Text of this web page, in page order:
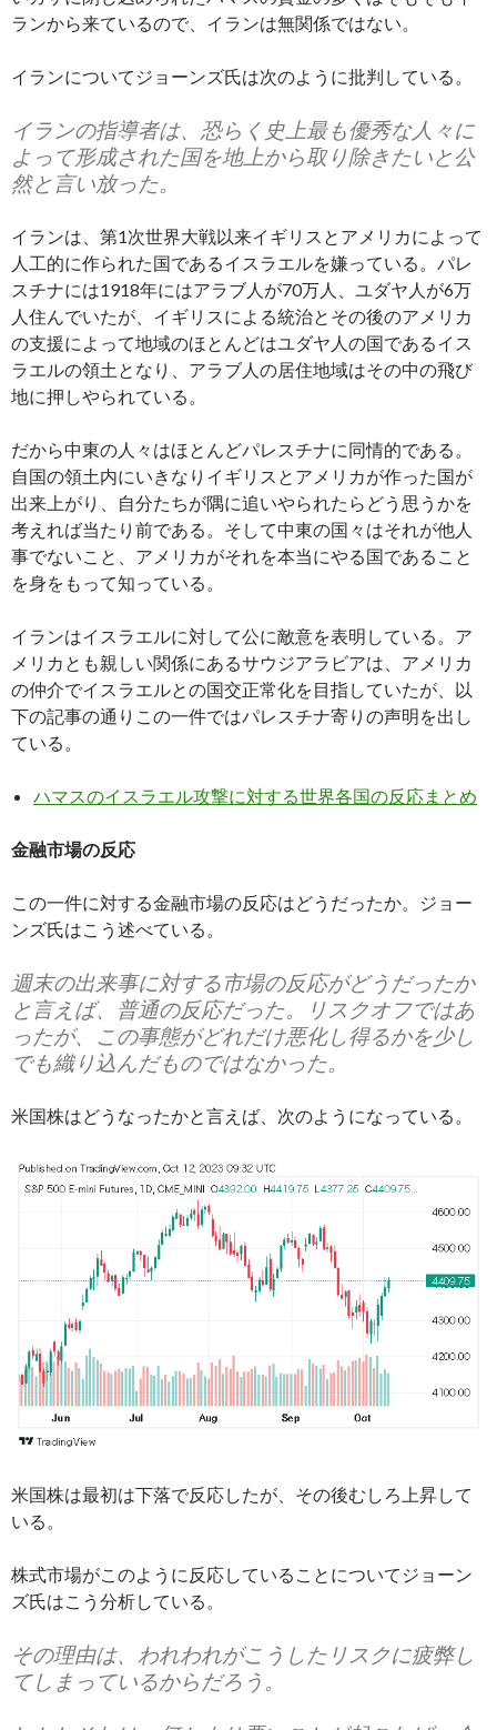
ランから来ているので、イランは無関係ではない。
イランについてジョーンズ氏は次のように批判している。
イランの指導者は、恐らく史上最も優秀な人々に
よって形成された国を地上から取り除きたいと公
然と言い放った。
イランは、第1次世界大戦以来イギリスとアメリカによって
人工的に作られた国であるイスラエルを嫌っている。パレ
スチナには1918年にはアラブ人が70万人、ユダヤ人が6万
人住んでいたが、イギリスによる統治とその後のアメリカ
の支援によって地域のほとんどはユダヤ人の国であるイス
ラエルの領土となり、アラブ人の居住地域はその中の飛び
地に押しやられている。
だから中東の人々はほとんどパレスチナに同情的である。
自国の領土内にいきなりイギリスとアメリカが作った国が
出来上がり、自分たちが隅に追いやられたらどう思うかを
考えれば当たり前である。そして中東の国々はそれが他人
事でないこと、アメリカがそれを本当にやる国であること
を身をもって知っている。
イランはイスラエルに対して公に敵意を表明している。ア
メリカとも親しい関係にあるサウジアラビアは、アメリカ
の仲介でイスラエルとの国交正常化を目指していたが、以
下の記事の通りこの一件ではパレスチナ寄りの声明を出し
ている。
ハマスのイスラエル攻撃に対する世界各国の反応まとめ
金融市場の反応
この一件に対する金融市場の反応はどうだったか。ジョー
ンズ氏はこう述べている。
週末の出来事に対する市場の反応がどうだったか
と言えば、普通の反応だった。リスクオフではあ
ったが、この事態がどれだけ悪化し得るかを少し
でも織り込んだものではなかった。
米国株はどうなったかと言えば、次のようになっている。
米国株は最初は下落で反応したが、その後むしろ上昇して
いる。
株式市場がこのように反応していることについてジョーン
ズ氏はこう分析している。
その理由は、われわれがこうしたリスクに疲弊し
てしまっているからだろう。